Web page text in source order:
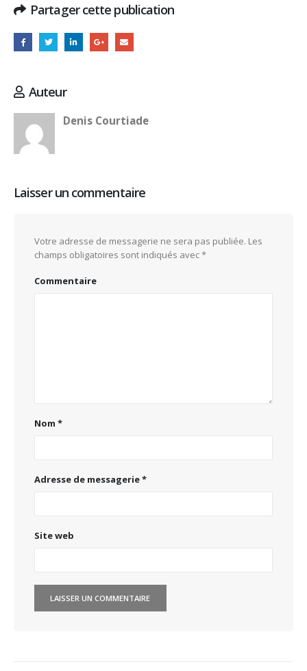
Partager cette publication
Auteur
Denis Courtiade
Laisser un commentaire
Votre adresse de messagerie ne sera pas publiée. Les
champs obligatoires sont indiqués avec*
Commentaire
Nom *
Adresse de messagerie*
Site web